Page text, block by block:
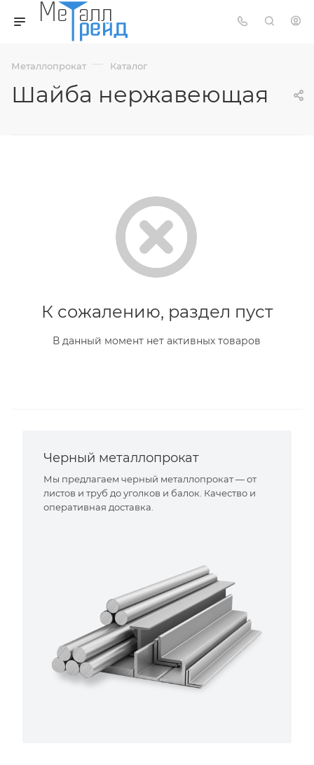
Металлопрокат — Каталог
Шайба нержавеющая
К сожалению, раздел пуст
В данный момент нет активных товаров
Черный металлопрокат
Мы предлагаем черный металлопрокат — от
листов и труб до уголков и балок. Качество и
оперативная доставка.